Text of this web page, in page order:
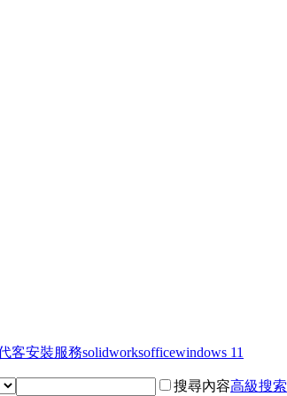
客安裝服務solidworksofficewindows 11
搜尋內容高級搜索